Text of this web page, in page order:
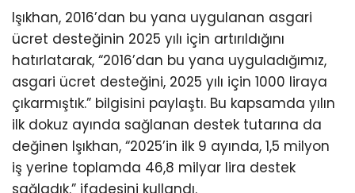
Işıkhan, 2016’dan bu yana uygulanan asgari
ücret desteğinin 2025 yılı için artırıldığını
hatırlatarak, “2016’dan bu yana uyguladığımız,
asgari ücret desteğini, 2025 yılı için 1000 liraya
çıkarmıştık.” bilgisini paylaştı. Bu kapsamda yılın
ilk dokuz ayında sağlanan destek tutarına da
değinen Işıkhan, “2025’in ilk 9 ayında, 1,5 milyon
iş yerine toplamda 46,8 milyar lira destek
sağladık.” ifadesini kullandı.